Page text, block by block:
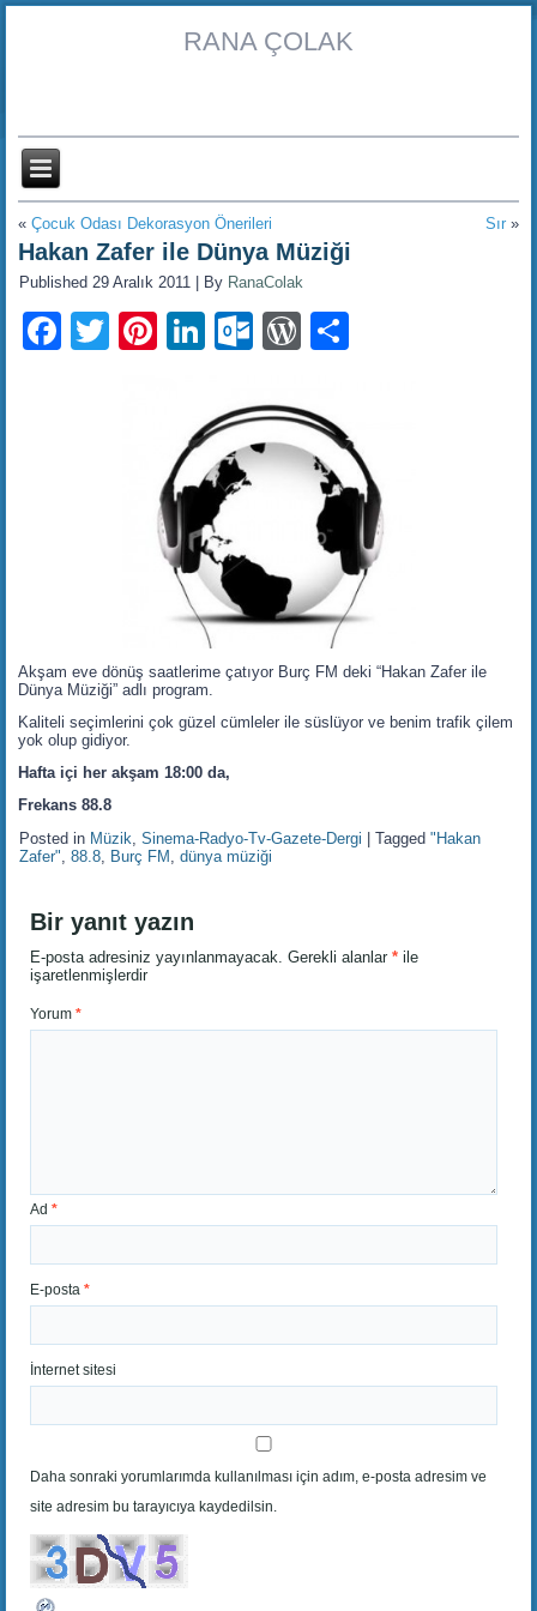
RANA ÇOLAK
«Çocuk Odası Dekorasyon Önerileri Sır»
Hakan Zafer ile Dünya Müziği
Published 29 Aralık 2011 By RanaColak
Facebook
TwitterPinterest
LinkedIn
Outlook.com
WordPress
Akşam eve dönüş saatlerime çatıyor Burç FM deki “Hakan Zafer ile
Dünya Müziği” adlı program.
Kaliteli seçimlerini çok güzel cümleler ile süslüyor ve benim trafik çilem
yok olup gidiyor.
Hafta içi her akşam 18:00 da,
Frekans 88.8
Posted in Müzik,Sinema-Radyo-Tv-Gazete-Dergi |Tagged "Hakan
Zafer",88.8, Burç FM ,dünya müziği
Bir yanıt yazın
E-posta adresiniz yayınlanmayacak. Gerekli alanlar* ile
işaretlenmişlerdir
Yorum*
Ad*
E-posta*
İnternet sitesi
Daha sonraki yorumlarımda kullanılması için adım, e-posta adresim ve
site adresim bu tarayıcıya kaydedilsin.